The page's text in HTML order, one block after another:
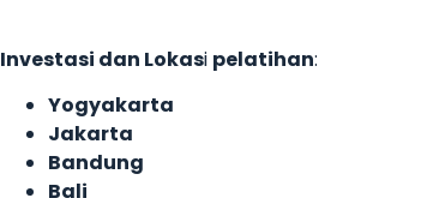
Investasi dan Lokasi pelatihan:
Yogyakarta
Jakarta
Bandung
Bali